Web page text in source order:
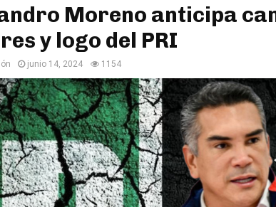
Moreno anticipa
y logo del PRI
junio 14, 2024 1154